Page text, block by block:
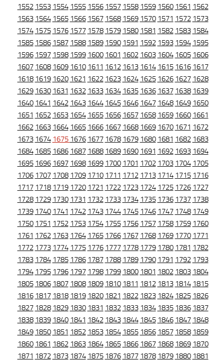
1552 1553 1554 1555 1556 1557 1558 1559 1560 1561 1562
1563 1564 1565 1566 1567 1568 1569 1570 1571 1572 1573
1574 1575 1576 1577 1578 1579 1580 1581 1582 1583 1584
1585 1586 1587 1588 1589 1590 1591 1592 1593 1594 1595
1596 1597 1598 1599 1600 1601 1602 1603 1604 1605 1606
1607 1608 1609 1610 1611 1612 1613 1614 1615 1616 1617
1618 1619 1620 1621 1622 1623 1624 1625 1626 1627 1628
1629 1630 1631 1632 1633 1634 1635 1636 1637 1638 1639
1640 1641 1642 1643 1644 1645 1646 1647 1648 1649 1650
1651 1652 1653 1654 1655 1656 1657 1658 1659 1660 1661
1662 1663 1664 1665 1666 1667 1668 1669 1670 1671 1672
1673 1674 1675 1676 1677 1678 1679 1680 1681 1682 1683
1684 1685 1686 1687 1688 1689 1690 1691 1692 1693 1694
1695 1696 1697 1698 1699 1700 1701 1702 1703 1704 1705
1706 1707 1708 1709 1710 1711 1712 1713 1714 1715 1716
1717 1718 1719 1720 1721 1722 1723 1724 1725 1726 1727
1728 1729 1730 1731 1732 1733 1734 1735 1736 1737 1738
1739 1740 1741 1742 1743 1744 1745 1746 1747 1748 1749
1750 1751 1752 1753 1754 1755 1756 1757 1758 1759 1760
1761 1762 1763 1764 1765 1766 1767 1768 1769 1770 1771
1772 1773 1774 1775 1776 1777 1778 1779 1780 1781 1782
1783 1784 1785 1786 1787 1788 1789 1790 1791 1792 1793
1794 1795 1796 1797 1798 1799 1800 1801 1802 1803 1804
1805 1806 1807 1808 1809 1810 1811 1812 1813 1814 1815
1816 1817 1818 1819 1820 1821 1822 1823 1824 1825 1826
1827 1828 1829 1830 1831 1832 1833 1834 1835 1836 1837
1838 1839 1840 1841 1842 1843 1844 1845 1846 1847 1848
1849 1850 1851 1852 1853 1854 1855 1856 1857 1858 1859
1860 1861 1862 1863 1864 1865 1866 1867 1868 1869 1870
1871 1872 1873 1874 1875 1876 1877 1878 1879 1880 1881